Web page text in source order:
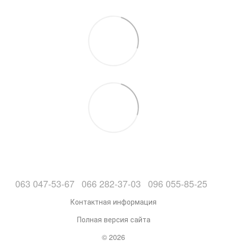
063 047-53-67 066 282-37-03 096 055-85-25
Контактная информация
Полная версия сайта
© 2026